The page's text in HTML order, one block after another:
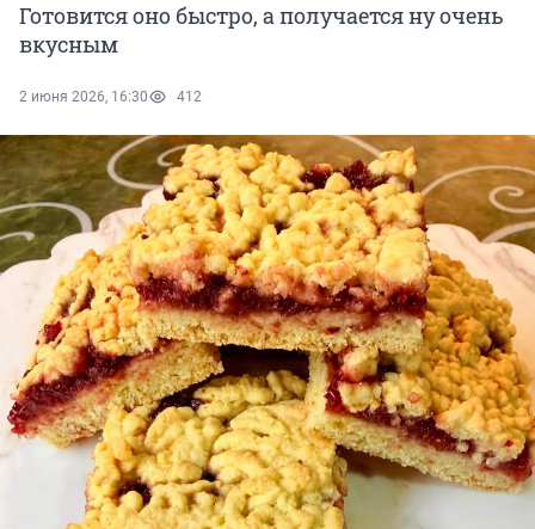
Готовится оно быстро, а получается ну очень
вкусным
2 июня 2026, 16:30 412